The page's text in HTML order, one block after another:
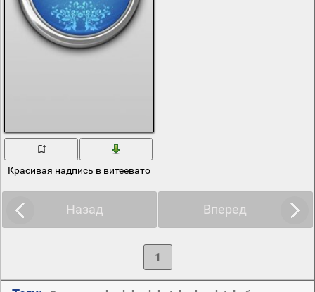
Красивая надпись в витееватом стиле серебрянные буквы
Назад Вперед
1